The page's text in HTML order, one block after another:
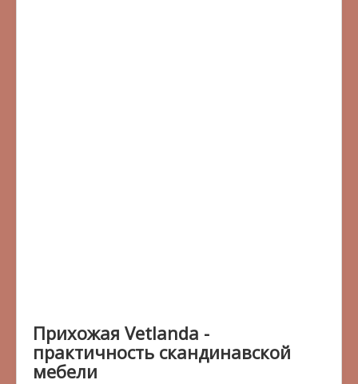
Прихожая Vetlanda -
практичность скандинавской
мебели